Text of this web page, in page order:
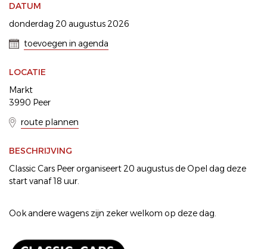
DATUM
donderdag 20 augustus 2026
toevoegen in agenda
LOCATIE
Markt
3990 Peer
route plannen
BESCHRIJVING
Classic Cars Peer organiseert 20 augustus de Opel dag deze
start vanaf 18 uur.
Ook andere wagens zijn zeker welkom op deze dag.